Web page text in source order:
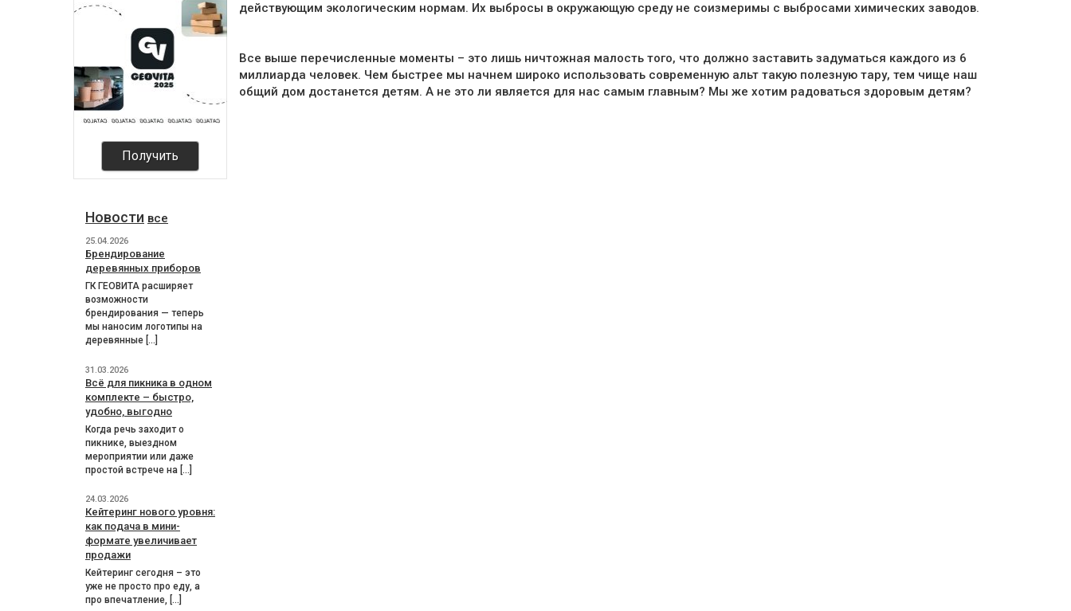
Получить
Новости все
25.04.2026
Брендирование
деревянных приборов
ГК ГЕОВИТА расширяет
возможности
брендирования — теперь
мы наносим логотипы на
деревянные […]
31.03.2026
Всё для пикника в одном
комплекте – быстро,
удобно, выгодно
Когда речь заходит о
пикнике, выездном
мероприятии или даже
простой встрече на […]
24.03.2026
Кейтеринг нового уровня:
как подача в мини-
формате увеличивает
продажи
Кейтеринг сегодня – это
уже не просто про еду, а
про впечатление, […]
действующим экологическим нормам. Их выбросы в окружающую среду не соизмеримы с выбросами химических заводов.
Все выше перечисленные моменты – это лишь ничтожная малость того, что должно заставить задуматься каждого из 6
миллиарда человек. Чем быстрее мы начнем широко использовать современную альт такую полезную тару, тем чище наш
общий дом достанется детям. А не это ли является для нас самым главным? Мы же хотим радоваться здоровым детям?